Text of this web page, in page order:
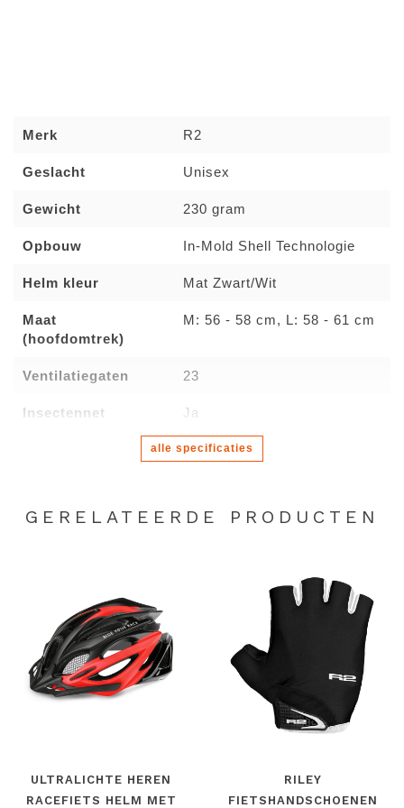
Merk R2
Geslacht Unisex
Gewicht 230 gram
Opbouw In-Mold Shell Technologie
Helm kleur Mat Zwart/Wit
Maat
(hoofdomtrek)
M: 56 - 58 cm, L: 58 - 61 cm
Ventilatiegaten 23
Insectennet Ja
alle specificaties
GERELATEERDE PRODUCTEN
ULTRALICHTE HEREN
RACEFIETS HELM MET
RILEY
FIETSHANDSCHOENEN